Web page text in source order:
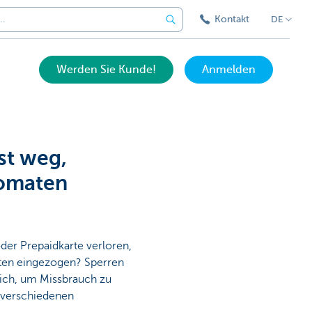
Kontakt DE
Werden Sie Kunde! Anmelden
weg,
Prepaidkarte verloren,
eingezogen? Sperren
um Missbrauch zu